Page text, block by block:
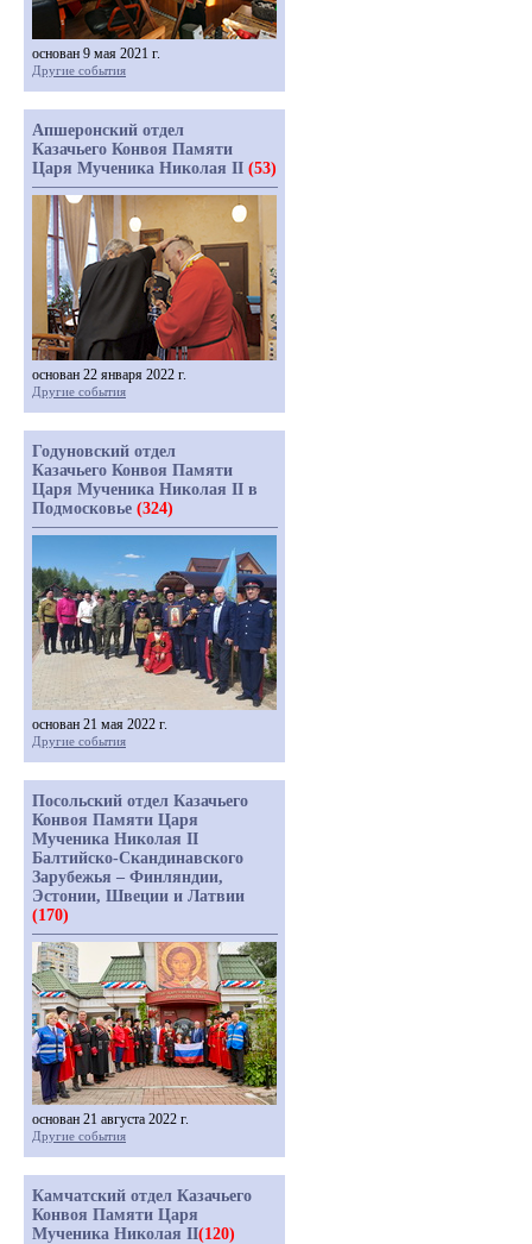
основан 9 мая 2021 г.
Другие события
Апшеронский отдел
Казачьего Конвоя Памяти
Царя Мученика Николая II (53)
основан 22 января 2022 г.
Другие события
Годуновский отдел
Казачьего Конвоя Памяти
Царя Мученика Николая II в
Подмосковье (324)
основан 21 мая 2022 г.
Другие события
Посольский отдел Казачьего
Конвоя Памяти Царя
Мученика Николая II
Балтийско-Скандинавского
Зарубежья – Финляндии,
Эстонии, Швеции и Латвии
(170)
основан 21 августа 2022 г.
Другие события
Камчатский отдел Казачьего
Конвоя Памяти Царя
Мученика Николая II(120)